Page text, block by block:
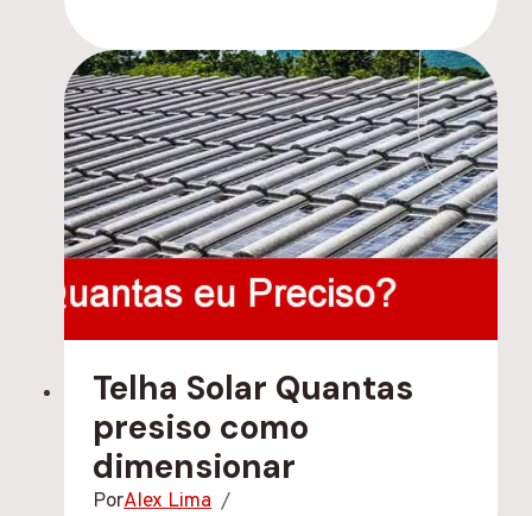
Telha Solar Quantas
presiso como
dimensionar
PorAlex Lima